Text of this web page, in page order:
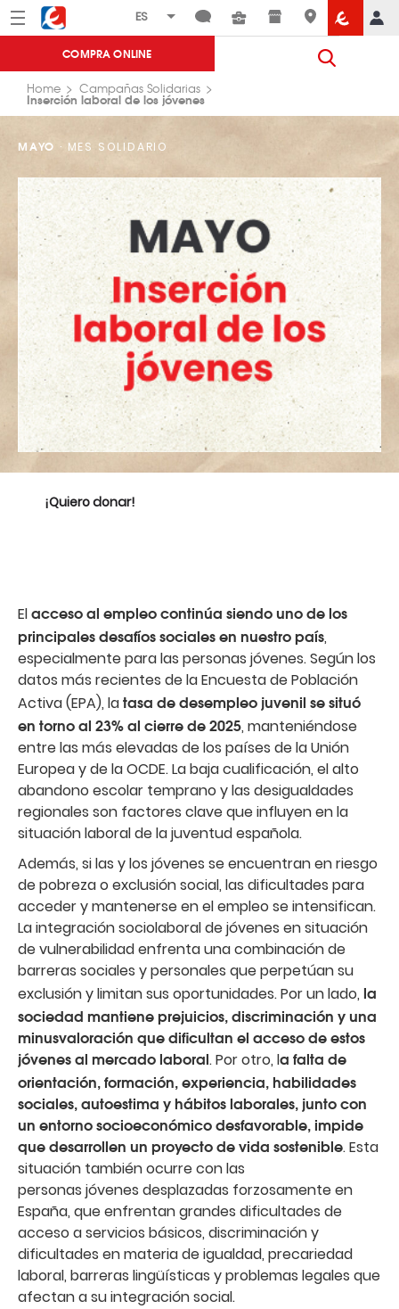
Menú Eroski
COMPRA ONLINE
Home Campañas Solidarias
Inserción laboral de los jóvenes
MAYO · MES SOLIDARIO
Inserción
laboral
de
los
jóvenes
¡Quiero donar!
Elacceso al empleo continúa siendo uno de los
principales desafíos sociales en nuestro país,
especialmente para las personas jóvenes. Según los
datos más recientes de la Encuesta de Población
Activa (EPA), latasa de desempleo juvenil se situó
en torno al 23% al cierre de 2025, manteniéndose
entre las más elevadas de los países de la Unión
Europea y de la OCDE. La baja cualificación, el alto
abandono escolar temprano y las desigualdades
regionales son factores clave que influyen en la
situación laboral de la juventud española.
Además, si las y los jóvenes se encuentran en riesgo
de pobreza o exclusión social, las dificultades para
acceder y mantenerse en el empleo se intensifican.
La integración sociolaboral de jóvenes en situación
de vulnerabilidad enfrenta una combinación de
barreras sociales y personales que perpetúan su
exclusión y limitan sus oportunidades. Por un lado, la
sociedad mantiene prejuicios, discriminación y una
minusvaloración que dificultan el acceso de estos
jóvenes al mercado laboral. Por otro, la falta de
orientación, formación, experiencia, habilidades
sociales, autoestima y hábitos laborales, junto con
un entorno socioeconómico desfavorable, impide
que desarrollen un proyecto de vida sostenible. Esta
situación también ocurre con las
personas jóvenes desplazadas forzosamente en
España, que enfrentan grandes dificultades de
acceso a servicios básicos, discriminación y
dificultades en materia de igualdad, precariedad
laboral, barreras lingüísticas y problemas legales que
afectan a su integración social.